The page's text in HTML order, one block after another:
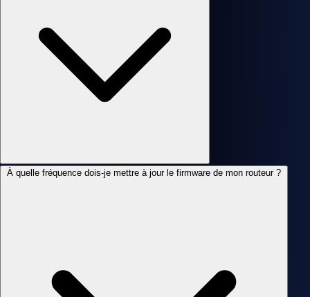
À quelle fréquence dois-je mettre à jour le firmware de mon routeur ?